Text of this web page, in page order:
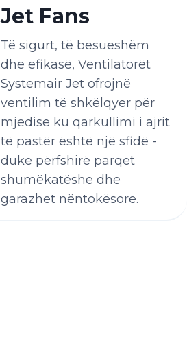
Jet Fans
Të sigurt, të besueshëm
dhe efikasë, Ventilatorët
Systemair Jet ofrojnë
ventilim të shkëlqyer për
mjedise ku qarkullimi i ajrit
të pastër është një sfidë -
duke përfshirë parqet
shumëkatëshe dhe
garazhet nëntokësore.